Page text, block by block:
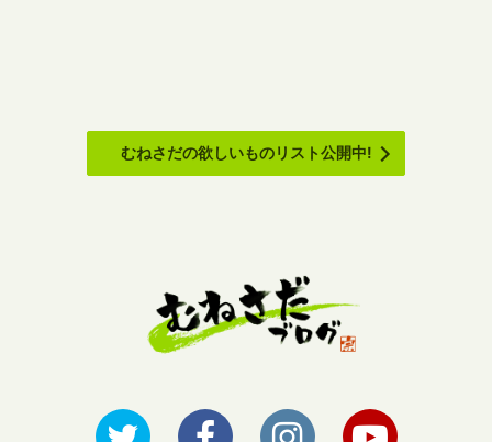
むねさだの欲しいものリスト公開中!